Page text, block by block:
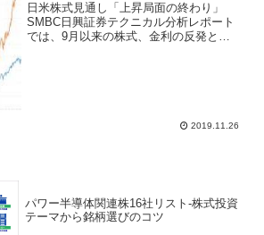
日米株式見通し「上昇局面の終わり」
SMBC日興証券テクニカル分析レポート
では、9月以来の株式、金利の反発と
2019.11.26
パワー半導体関連株16社リスト-株式投資
テーマから銘柄選びのコツ